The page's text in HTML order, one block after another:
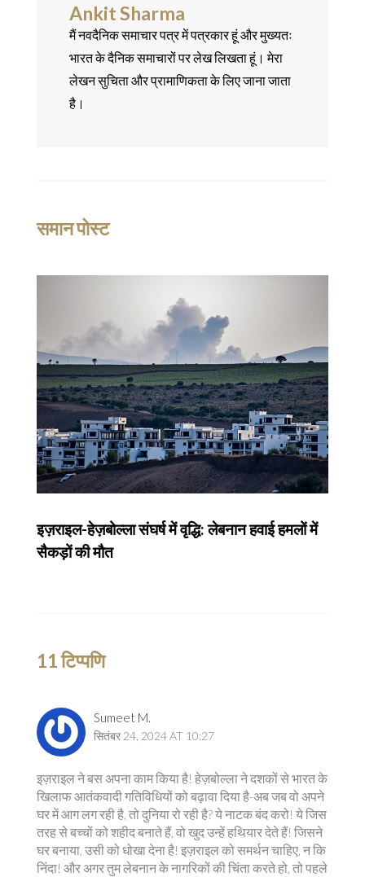
Ankit Sharma
मैं नवदैनिक समाचार पत्र में पत्रकार हूं और मुख्यतः
भारत के दैनिक समाचारों पर लेख लिखता हूं। मेरा
लेखन सुचिता और प्रामाणिकता के लिए जाना जाता
है।
समान पोस्ट
इज़राइल-हेज़बोल्ला संघर्ष में वृद्धि: लेबनान हवाई हमलों में
सैकड़ों की मौत
11 टिप्पणि
Sumeet M.
सितंबर 24, 2024 AT 10:27
इज़राइल ने बस अपना काम किया है! हेज़बोल्ला ने दशकों से भारत के
खिलाफ आतंकवादी गतिविधियों को बढ़ावा दिया है-अब जब वो अपने
घर में आग लग रही है, तो दुनिया रो रही है? ये नाटक बंद करो! ये जिस
तरह से बच्चों को शहीद बनाते हैं, वो खुद उन्हें हथियार देते हैं! जिसने
घर बनाया, उसी को धोखा देना है! इज़राइल को समर्थन चाहिए, न कि
निंदा! और अगर तुम लेबनान के नागरिकों की चिंता करते हो, तो पहले